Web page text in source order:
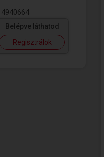
4940664
Belépve láthatod
Regisztrálok